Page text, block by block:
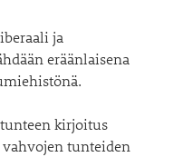
ja
eräänlaisena
kirjoitus
tunteiden